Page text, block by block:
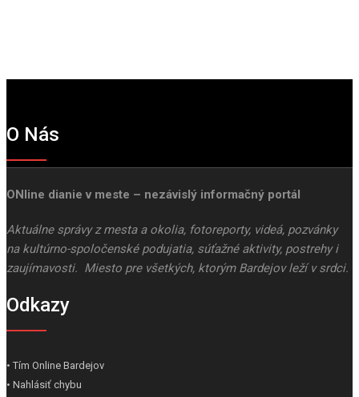
O Nás
ONline dianie v meste – nezávislý informačný portál
Aktuálne správy z mesta a okolia, fotoreporty, videá, pozvánky
na kultúrno-spoločenské podujatia, súťažné aktivity, postrehy i
zaujímavosti. Miesto pre všetkých, ktorým Bardejov leží v srdci.
Odkazy
• Tím Online Bardejov
• Nahlásiť chybu